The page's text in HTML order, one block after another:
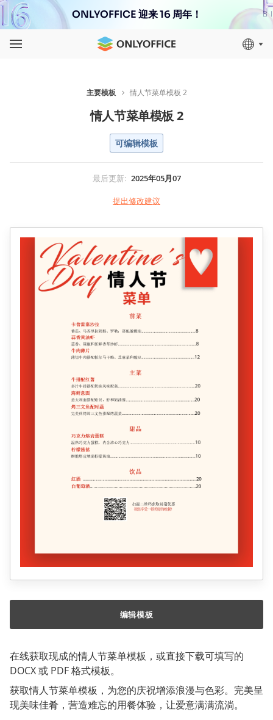
ONLYOFFICE 迎来 16 周年！
主要模板 情人节菜单模板 2
情人节菜单模板 2
可编辑模板
最后更新: 2025年05月07
提出修改建议
在线获取现成的情人节菜单模板，或直接下载可填写的
DOCX 或 PDF 格式模板。
获取情人节菜单模板，为您的庆祝增添浪漫与色彩。完美呈
现美味佳肴，营造难忘的用餐体验，让爱意满满流淌。
编辑模板